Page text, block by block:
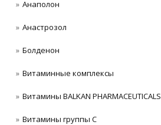
Анаполон
Анастрозол
Болденон
Витаминные комплексы
Витамины BALKAN PHARMACEUTICALS
Витамины группы C